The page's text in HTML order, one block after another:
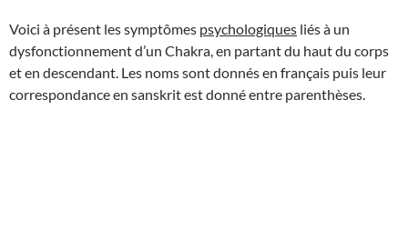
Voici à présent les symptômes psychologiques liés à un
dysfonctionnement d’un Chakra, en partant du haut du corps
et en descendant. Les noms sont donnés en français puis leur
correspondance en sanskrit est donné entre parenthèses.